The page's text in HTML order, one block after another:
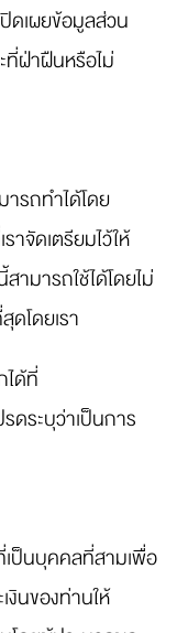
ดเผยข้อมูลส่วน
ฝ่าฝืนหรือไม่
ารถทำได้โดย
าจัดเตรียมไว้ให้
ามารถใช้ได้โดยไม่
ดโดยเรา
ด้ที่
รดระบุว่าเป็นการ
เป็นบุคคลที่สามเพื่อ
งินของท่านให้